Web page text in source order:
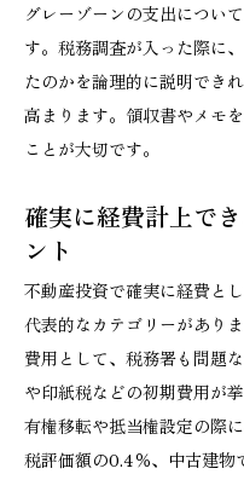
グレーゾーンの支出につい
す。税務調査が入った際に
たのかを論理的に説明でき
高まります。領収書やメモ
ことが大切です。
確実に経費計上で
ント
不動産投資で確実に経費と
代表的なカテゴリーがあり
費用として、税務署も問題
や印紙税などの初期費用が
有権移転や抵当権設定の際
税評価額の0.4％、中古建物